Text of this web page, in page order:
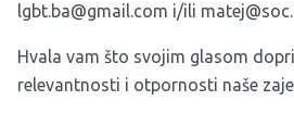
lgbt.ba@gmail.com i/ili
Hvala vam što svojim glasom
relevantnosti i otpornosti naše